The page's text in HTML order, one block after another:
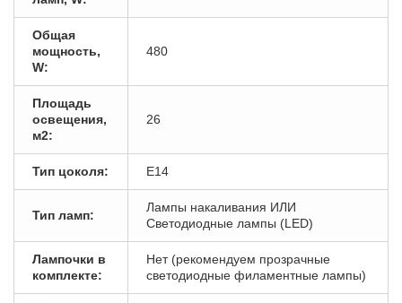
Общая
мощность,
W:
480
Площадь
освещения,
м2:
26
Тип цоколя: E14
Тип ламп:
Лампы накаливания ИЛИ
Светодиодные лампы (LED)
Лампочки в
комплекте:
Нет (рекомендуем прозрачные
светодиодные филаментные лампы)